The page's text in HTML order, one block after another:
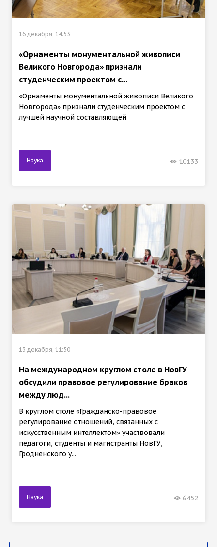
16 декабря, 14:53
«Орнаменты монументальной живописи
Великого Новгорода» признали
студенческим проектом с...
«Орнаменты монументальной живописи Великого
Новгорода» признали студенческим проектом с
лучшей научной составляющей
Наука 10133
13 декабря, 11:50
На международном круглом столе в НовГУ
обсудили правовое регулирование браков
между люд...
В круглом столе «Гражданско-правовое
регулирование отношений, связанных с
искусственным интеллектом» участвовали
педагоги, студенты и магистранты НовГУ,
Гродненского у...
Наука 6452